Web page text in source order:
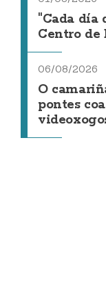
"Cada día
Centro de
06/08/2026
O
pontes